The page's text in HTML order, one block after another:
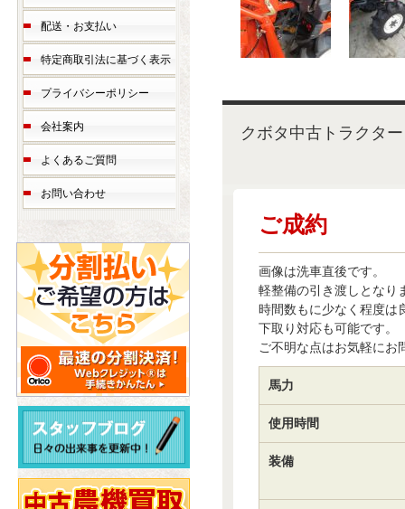
クボタ中古トラクタ
ご成約
画像は洗車直後です。
軽整備の引き渡しとなり
時間数もに少なく程度は
下取り対応も可能です。
ご不明な点はお気軽にお
馬力
使用時間
装備
配送・お支払い
特定商取引法に基づく表示
プライバシーポリシー
会社案内
よくあるご質問
お問い合わせ